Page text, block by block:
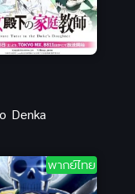
Denka
ส่วนตัว
านหญิง
พากย์ไทย